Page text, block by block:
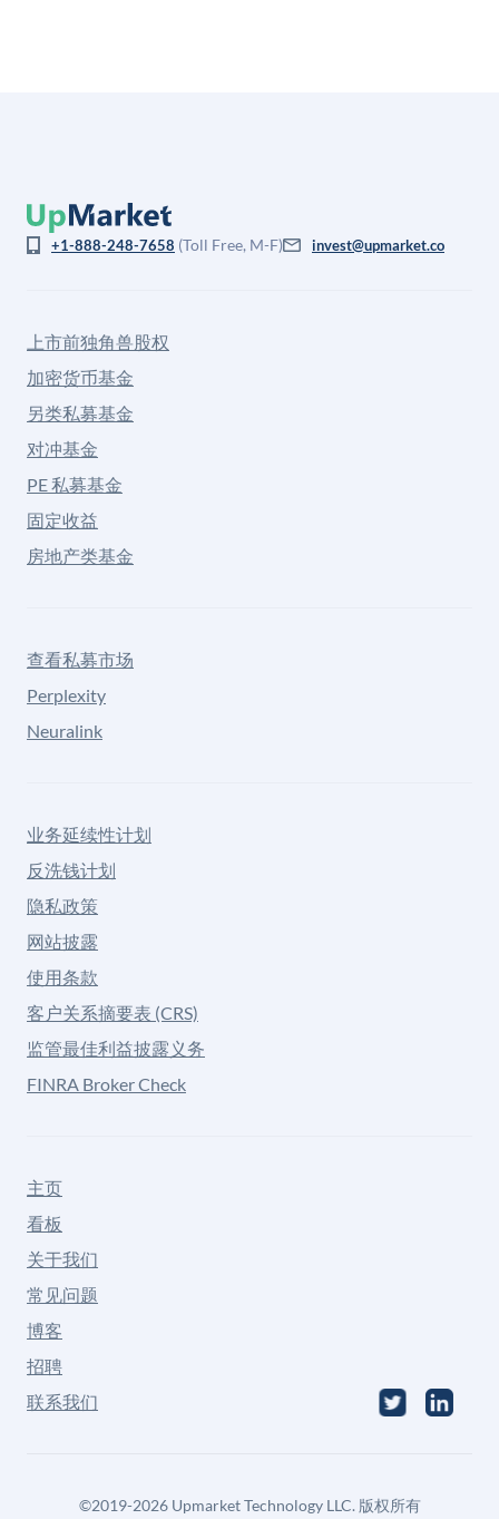
+1-888-248-7658 (Toll Free, M-F) invest@upmarket.co
上市前独角兽股权
加密货币基金
另类私募基金
对冲基金
PE 私募基金
固定收益
房地产类基金
查看私募市场
Perplexity
Neuralink
业务延续性计划
反洗钱计划
隐私政策
网站披露
使用条款
客户关系摘要表 (CRS)
监管最佳利益披露义务
FINRA Broker Check
主页
看板
关于我们
常见问题
博客
招聘
联系我们
©2019-2026Upmarket Technology LLC. 版权所有